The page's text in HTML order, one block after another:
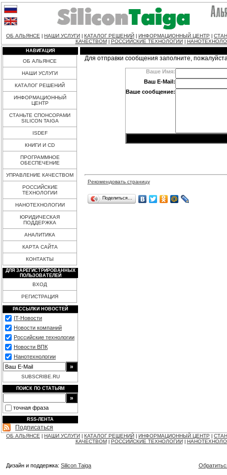
ОБ АЛЬЯНСЕ НАШИ УСЛУГИ КАТАЛОГ РЕШЕНИЙ ИНФОРМАЦИОННЫЙ ЦЕНТР
КАЧЕСТВОМ
РОССИЙСКИЕ ТЕХНОЛОГИИ
НАВИГАЦИЯ
ОБ АЛЬЯНСЕ
НАШИ УСЛУГИ
КАТАЛОГ РЕШЕНИЙ
ИНФОРМАЦИОННЫЙ
ЦЕНТР
СТАНЬТЕ СПОНСОРАМИ
SILICON TAIGA
ISDEF
КНИГИ И CD
ПРОГРАММНОЕ
ОБЕСПЕЧЕНИЕ
УПРАВЛЕНИЕ КАЧЕСТВОМ
РОССИЙСКИЕ
ТЕХНОЛОГИИ
НАНОТЕХНОЛОГИИ
ЮРИДИЧЕСКАЯ
ПОДДЕРЖКА
АНАЛИТИКА
КАРТА САЙТА
КОНТАКТЫ
ДЛЯ ЗАРЕГИСТРИРОВАННЫХ
ПОЛЬЗОВАТЕЛЕЙ
ВХОД
РЕГИСТРАЦИЯ
РАССЫЛКИ НОВОСТЕЙ
IT-Новости
Новости компаний
Российские технологии
Новости ВПК
Нанотехнологии
SUBSCRIBE.RU
ПОИСК ПО СТАТЬЯМ
точная фраза
RSS-ЛЕНТА
Подписаться
Для отправки сообщения заполните,
Ваше Имя:
Ваш E-Mail:
Ваше сообщение:
Рекомендовать страницу
Поделиться…
ОБ АЛЬЯНСЕ НАШИ УСЛУГИ КАТАЛОГ РЕШЕНИЙ ИНФОРМАЦИОННЫЙ ЦЕНТР
КАЧЕСТВОМ
РОССИЙСКИЕ ТЕХНОЛОГИИ
Дизайн и поддержка: Silicon Taiga